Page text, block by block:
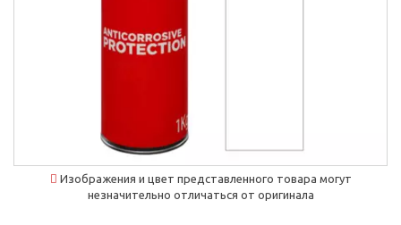
Изображения и цвет представленного товара могут
незначительно отличаться от оригинала